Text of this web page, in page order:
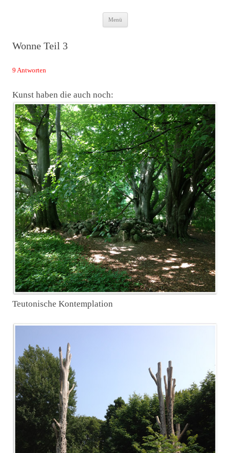
Das Neuste von JWD
Menü
Zum
Inhalt
Wonne Teil 3
9 Antworten
Kunst haben die auch noch:
Teutonische Kontemplation